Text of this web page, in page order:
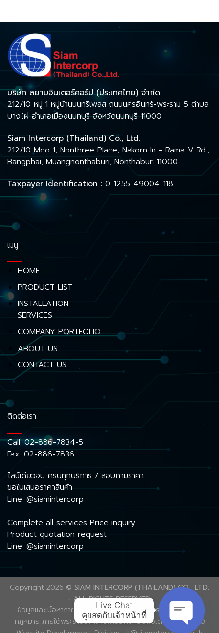
บริษัท สยามอินเตอร์คอร์ป (ประเทศไทย) จำกัด
212/10 หมู่ 1 หมู่บ้านนนทรีเพลส ถนนนครอินทร์-พระราม 5 ตำบล
บางไผ่ อำเภอเมืองนนทบุรี จังหวัดนนทบุรี 11000
Siam Intercorp (Thailand) Co., Ltd.
212/10 Moo 1, Nonthree Place, Nakorn In - Rama V Rd.,
Bangphai, Muangnonthaburi, Nonthaburi 11000
Taxpayer Identification : 0-1255-49004-118
เมนู
HOME
PRODUCT LIST
INSTALLATION
SERVICES
COMPANY PORTFOLIO
ABOUT US
CONTACT US
ติดต่อเรา
Call:02-886-7834-5
Fax: 02-886-7836
ไลน์เดียวจบ ครบทุกบริการ / สอบถามราคา
ขอใบเสนอราคาสินค้า
Line :@siamintercorp
Complete all services Price inquiry
Product quotation request
Line :@siamintercorp
Copyright 2026 © SIAM INTERCORP (THAILAND) CO., LTD.
- ALL RIGHTS RESERVED.
ข้อมูลและเนื้อหาภายในเว็บไซต์นี้ ได้รับความคุ้มครองลิขสิทธิ์ตาม
กฎหมาย ภายใต้พระราชบัญญัติเกี่ยวกับคอมพิวเตอร์ พ.ศ. 2560
Live Chat
คุยสดกับเจ้าหน้าที่